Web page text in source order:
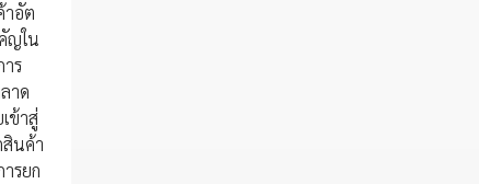
อัต
ญใน
ร
าด
ข้าสู่
สินค้า
รยก